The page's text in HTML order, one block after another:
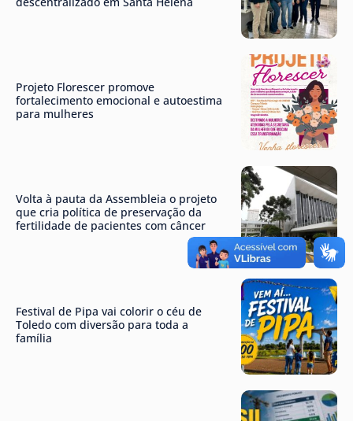
Projeto Florescer promove
fortalecimento emocional e autoestima
para mulheres
Volta à pauta da Assembleia o projeto
que cria política de preservação da
fertilidade de pacientes com câncer
Festival de Pipa vai colorir o céu de
Toledo com diversão para toda a
família